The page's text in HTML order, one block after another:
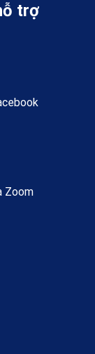
trợ
Zoom